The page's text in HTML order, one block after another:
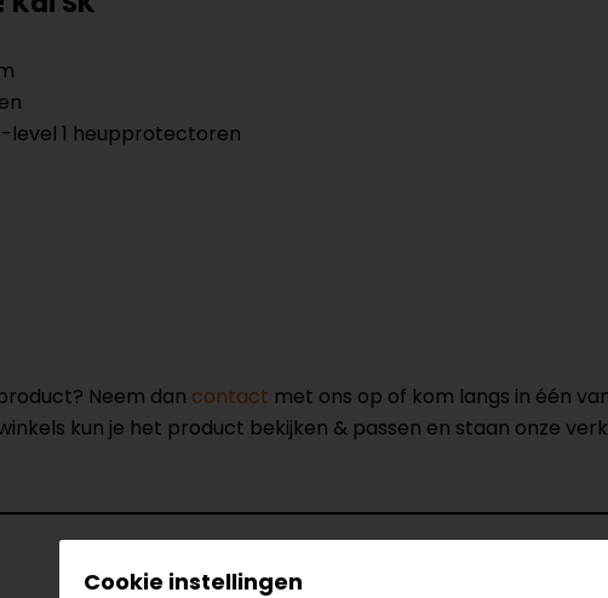
level 1 heupprotectoren
Neem dan contact met ons op of kom langs in één
kun je het product bekijken & passen en staan onze
Cookie instellingen